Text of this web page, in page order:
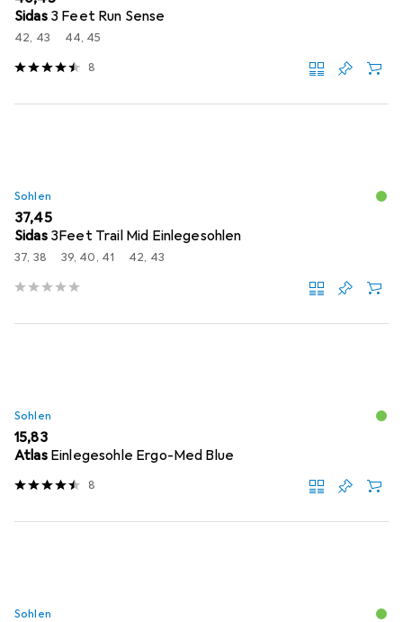
Sidas 3 Feet Run Sense
42, 43 44, 45
8
Sohlen
EUR
37,45
Sidas 3Feet Trail Mid Einlegesohlen
37, 38 39, 40, 41 42, 43
Sohlen
EUR
15,83
Atlas Einlegesohle Ergo-Med Blue
8
Sohlen